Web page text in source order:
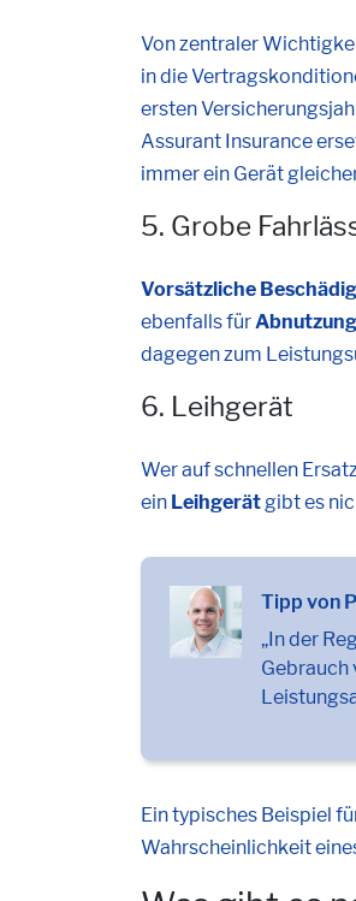
Von zentraler
in die
ersten
Assurant Insurance
immer ein Gerät
5. Grobe
Vorsätzliche
ebenfalls für
dagegen zum
6. Leihgerät
Wer auf schnellen
ein Leihgerät gibt es
Tipp von
„In der
Gebrauch
Ein typisches Beispiel
Wahrscheinlichkeit